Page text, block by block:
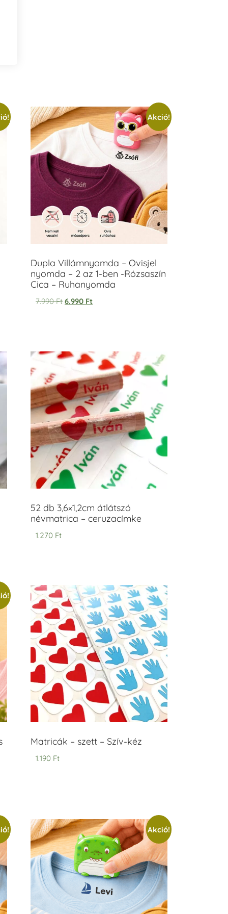
Akció!
Dupla Villámnyomda – Ovisjel
nyomda – 2 az 1-ben -Rózsaszín
Cica – Ruhanyomda
7.990Ft 6.990 Ft
52 db 3,6×1,2cm átlátszó
névmatrica – ceruzacímke
1.270 Ft
Matricák – szett – Szív-kéz
1.190 Ft
Akció!